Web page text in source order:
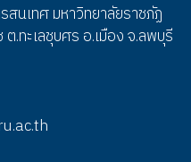
สนเทศ มหาวิทยาลัยราชภัฏ
.ทะเลชุบศร อ.เมือง จ.ลพบุรี